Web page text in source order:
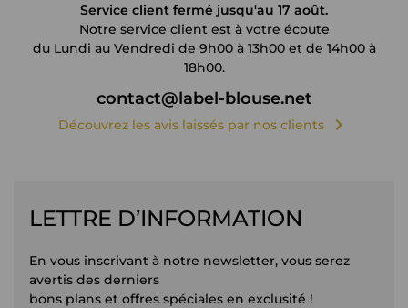
Service client fermé jusqu'au 17 août.
Notre service client est à votre écoute
du Lundi au Vendredi de 9h00 à 13h00 et de 14h00 à
18h00.
contact@label-blouse.net
Découvrez les avis laissés par nos clients chevron_right
LETTRE D’INFORMATION
En vous inscrivant à notre newsletter, vous serez
avertis des derniers
bons plans et offres spéciales en exclusité !